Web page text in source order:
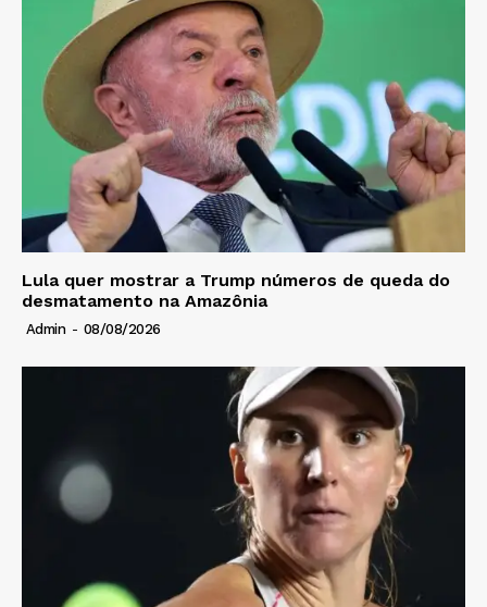
Lula quer mostrar a Trump números de queda do
desmatamento na Amazônia
Admin - 08/08/2026